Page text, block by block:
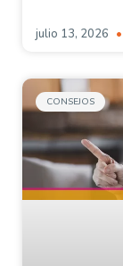
julio 13, 2026
CONSEJOS